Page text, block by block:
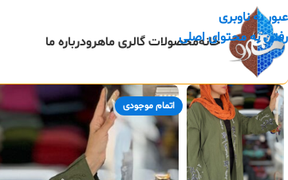
عبور به ناوبری
رفتن به محتوای اصلی
خانهمحصولات گالری ماهرودرباره ما
اتمام موجودی